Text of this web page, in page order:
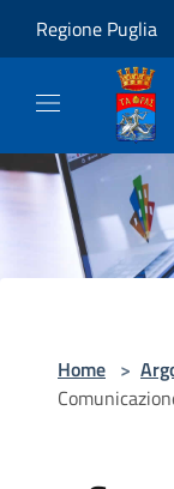
Regione Puglia
Home >